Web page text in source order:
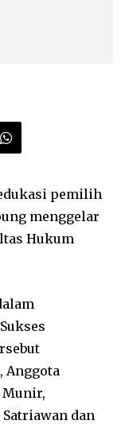
pemilih
menggelar
Hukum
Anggota
Munir,
dan